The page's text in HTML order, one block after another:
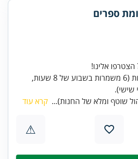
ספרים
העבודה היא במשמרות (6 משמרות בשבוע של 8 שעות,
שישי).
שוטף ומלא של החנות)... קרא עוד
⚠